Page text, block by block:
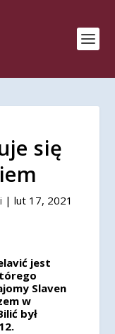
się
| lut 17, 2021
jest
Slaven
w
był